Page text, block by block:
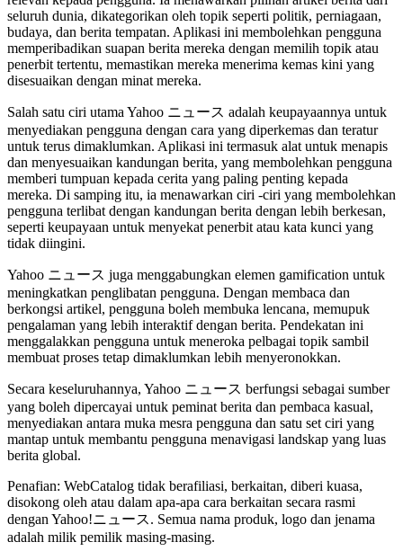
seluruh dunia, dikategorikan oleh topik seperti politik, perniagaan,
budaya, dan berita tempatan. Aplikasi ini membolehkan pengguna
memperibadikan suapan berita mereka dengan memilih topik atau
penerbit tertentu, memastikan mereka menerima kemas kini yang
disesuaikan dengan minat mereka.
Salah satu ciri utama Yahoo ニュース adalah keupayaannya untuk
menyediakan pengguna dengan cara yang diperkemas dan teratur
untuk terus dimaklumkan. Aplikasi ini termasuk alat untuk menapis
dan menyesuaikan kandungan berita, yang membolehkan pengguna
memberi tumpuan kepada cerita yang paling penting kepada
mereka. Di samping itu, ia menawarkan ciri -ciri yang membolehkan
pengguna terlibat dengan kandungan berita dengan lebih berkesan,
seperti keupayaan untuk menyekat penerbit atau kata kunci yang
tidak diingini.
Yahoo ニュース juga menggabungkan elemen gamification untuk
meningkatkan penglibatan pengguna. Dengan membaca dan
berkongsi artikel, pengguna boleh membuka lencana, memupuk
pengalaman yang lebih interaktif dengan berita. Pendekatan ini
menggalakkan pengguna untuk meneroka pelbagai topik sambil
membuat proses tetap dimaklumkan lebih menyeronokkan.
Secara keseluruhannya, Yahoo ニュース berfungsi sebagai sumber
yang boleh dipercayai untuk peminat berita dan pembaca kasual,
menyediakan antara muka mesra pengguna dan satu set ciri yang
mantap untuk membantu pengguna menavigasi landskap yang luas
berita global.
Penafian: WebCatalog tidak berafiliasi, berkaitan, diberi kuasa,
disokong oleh atau dalam apa-apa cara berkaitan secara rasmi
dengan Yahoo!ニュース. Semua nama produk, logo dan jenama
adalah milik pemilik masing-masing.